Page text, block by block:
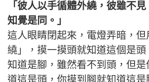
「彼人以手循體外繞，彼雖不見
知覺是同。」
這人眼睛閉起來，電燈弄暗，但
繞」，摸一摸頭就知道這個是
知道是腳，雖然看不到頭，但是
道這是頭，你摸到腳就知道這是